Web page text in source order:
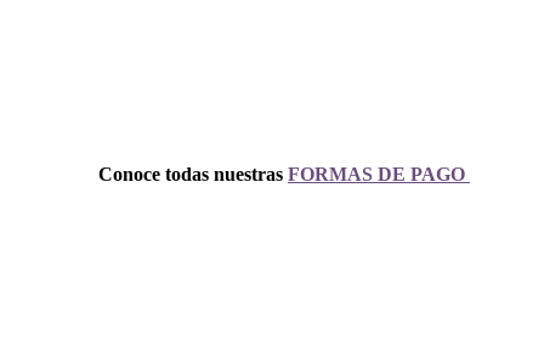
Conoce todas nuestras FORMAS DE PAGO